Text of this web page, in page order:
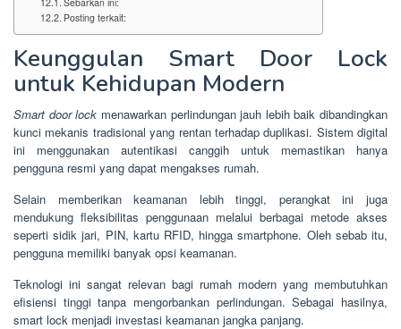
Posting terkait:
Keunggulan Smart Door Lock
untuk Kehidupan Modern
Smart door lock menawarkan perlindungan jauh lebih baik dibandingkan
kunci mekanis tradisional yang rentan terhadap duplikasi. Sistem digital
ini menggunakan autentikasi canggih untuk memastikan hanya
pengguna resmi yang dapat mengakses rumah.
Selain memberikan keamanan lebih tinggi, perangkat ini juga
mendukung fleksibilitas penggunaan melalui berbagai metode akses
seperti sidik jari, PIN, kartu RFID, hingga smartphone. Oleh sebab itu,
pengguna memiliki banyak opsi keamanan.
Teknologi ini sangat relevan bagi rumah modern yang membutuhkan
efisiensi tinggi tanpa mengorbankan perlindungan. Sebagai hasilnya,
smart lock menjadi investasi keamanan jangka panjang.